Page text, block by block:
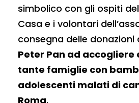
simbolico con gli ospiti
Casa e i volontari
consegna delle donazioni
Peter Pan ad accogliere
tante famiglie con
adolescenti malati di
Roma.